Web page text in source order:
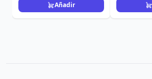
Añadir